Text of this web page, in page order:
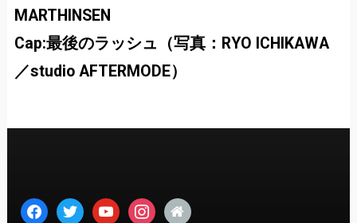
MARTHINSEN
Cap:最後のラッシュ（写真：RYO ICHIKAWA
／studio AFTERMODE）
facebooktwitter youtubeinstagram
home